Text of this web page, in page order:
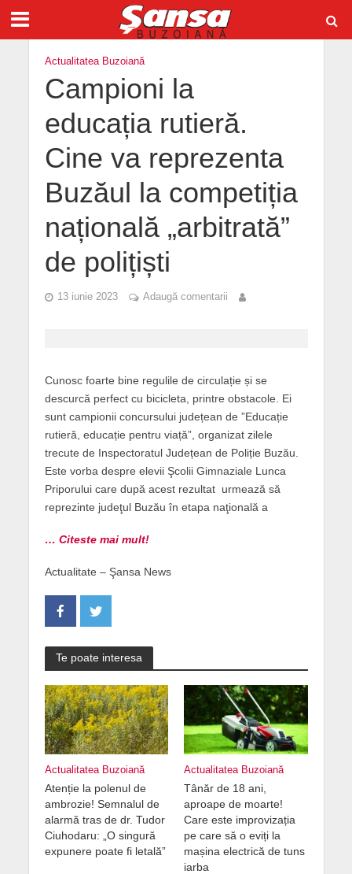
Actualitatea Buzoiană
Campioni la
educația rutieră.
Cine va reprezenta
Buzăul la competiția
națională „arbitrată”
de polițiști
13 iunie 2023 Adaugă comentarii
Cunosc foarte bine regulile de circulație și se
descurcă perfect cu bicicleta, printre obstacole. Ei
sunt campionii concursului județean de ”Educație
rutieră, educație pentru viață”, organizat zilele
trecute de Inspectoratul Județean de Poliție Buzău.
Este vorba despre elevii Şcolii Gimnaziale Lunca
Priporului care după acest rezultat urmează să
reprezinte judeţul Buzău în etapa naţională a
… Citeste mai mult!
Actualitate – Şansa News
Te poate interesa
Actualitatea Buzoiană
Atenție la polenul de
ambrozie! Semnalul de
alarmă tras de dr. Tudor
Ciuhodaru: „O singură
expunere poate fi letală”
Actualitatea Buzoiană
Tânăr de 18 ani,
aproape de moarte!
Care este improvizația
pe care să o eviți la
mașina electrică de tuns
iarba